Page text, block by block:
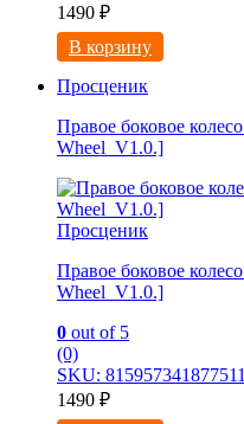
1490 ₽
В корзину
Просценик
Правое боковое
Wheel_V1.0.]
Просценик
Правое боковое
Wheel_V1.0.]
0 out of 5
(0)
SKU: 815957341877511
1490 ₽